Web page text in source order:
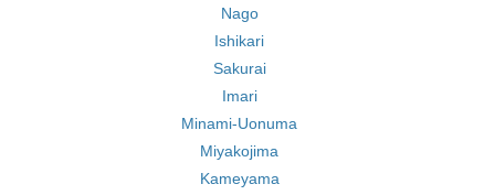
Nago
Ishikari
Sakurai
Imari
Minami-Uonuma
Miyakojima
Kameyama